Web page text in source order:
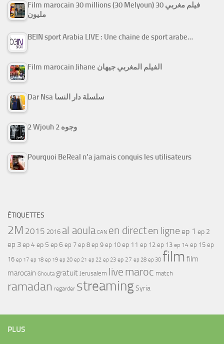
Film marocain 30 millions (30 Melyoun) فيلم مغربي 30
مليون
BEIN sport Arabia LIVE : Une chaine de sport arabe…
Film marocain Jihane الفيلم المغربي جيهان
Dar Nsa سلسلة دار النسا
2 Wjouh 2 وجوه
Pourquoi BeReal n’a jamais conquis les utilisateurs
ÉTIQUETTES
2M 2015 2016 al aoula CAN en directen ligne ep 1 ep 2
ep 3ep 4ep 5 ep 6 ep 7 ep 8 ep 9 ep 10 ep 11 ep 12 ep 13 ep 14 ep 15 ep
16 ep 17 ep 18 ep 19 ep 20 ep 21 ep 22 ep 23 ep 27 ep 28 ep 30 film film
marocain Ghouta gratuit Jerusalem live maroc match
ramadan regarder streamingSyria
PLUS